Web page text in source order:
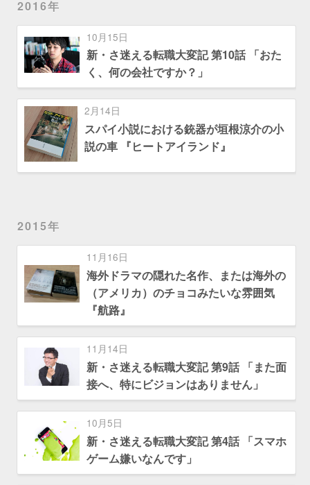
2016年
10月15日
新・さ迷える転職大変記 第10話 「おた
く、何の会社ですか？」
2月14日
スパイ小説における銃器が垣根涼介の小
説の車 『ヒートアイランド』
2015年
11月16日
海外ドラマの隠れた名作、または海外の
（アメリカ）のチョコみたいな雰囲気
『航路』
11月14日
新・さ迷える転職大変記 第9話 「また面
接へ、特にビジョンはありません」
10月5日
新・さ迷える転職大変記 第4話 「スマホ
ゲーム嫌いなんです」